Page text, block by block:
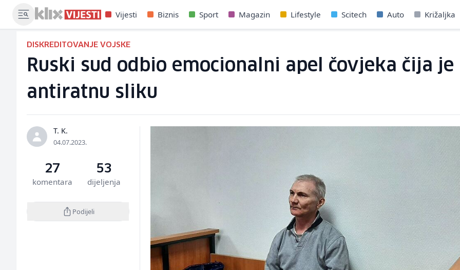
Vijesti Biznis Sport Magazin Lifestyle Scitech Auto Križaljka
DISKREDITOVANJE VOJSKE
Ruski sud odbio emocionalni apel čovjeka čija
antiratnu sliku
T. K.
04.07.2023.
27
komentara
53
dijeljenja
Podijeli